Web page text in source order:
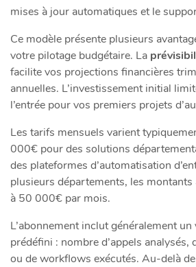
mises à jour automatiques et le
Ce modèle présente plusieurs
votre pilotage budgétaire. La
facilite vos projections financières
annuelles. L’investissement initial
l’entrée pour vos premiers projets
Les tarifs mensuels varient
000€ pour des solutions
des plateformes d’automatisation
plusieurs départements, les
à 50 000€ par mois.
L’abonnement inclut généralement un
prédéfini : nombre d’appels analysés,
ou de workflows exécutés. Au-delà